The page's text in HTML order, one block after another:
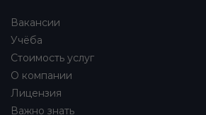
Вакансии
Учёба
Стоимость услуг
О компании
Лицензия
Важно знать